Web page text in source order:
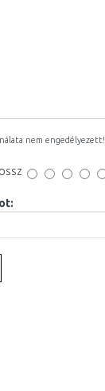
nem engedélyezett!